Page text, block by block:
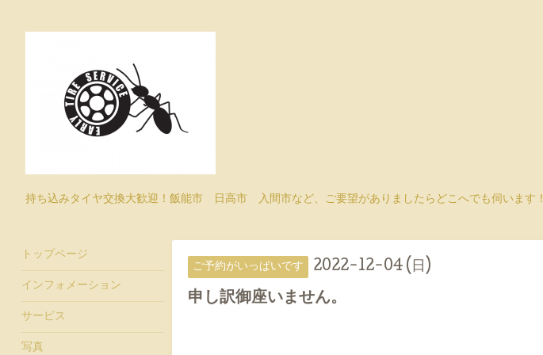
持ち込みタイヤ交換大歓迎！飯能市 日高市 入間市など、ご要望がありましたらどこへでも伺います！
ご予約がいっぱいです 2022-12-04 (日)
申し訳御座いません。
トップページ
インフォメーション
サービス
写真